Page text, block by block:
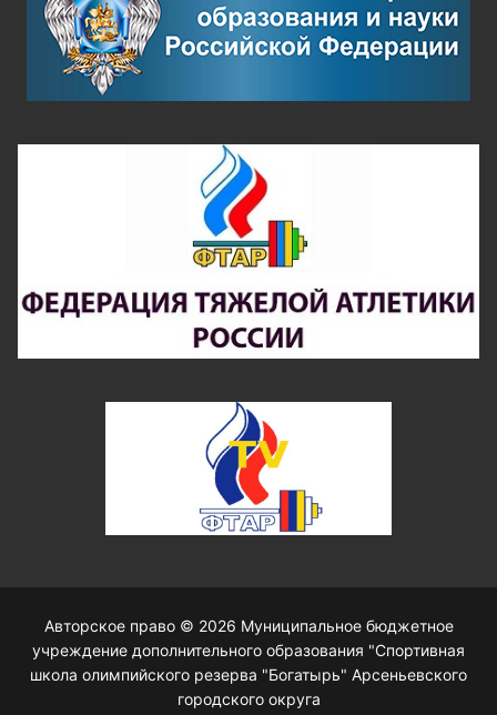
Авторское право © 2026 Муниципальное бюджетное
учреждение дополнительного образования "Спортивная
школа олимпийского резерва "Богатырь" Арсеньевского
городского округа